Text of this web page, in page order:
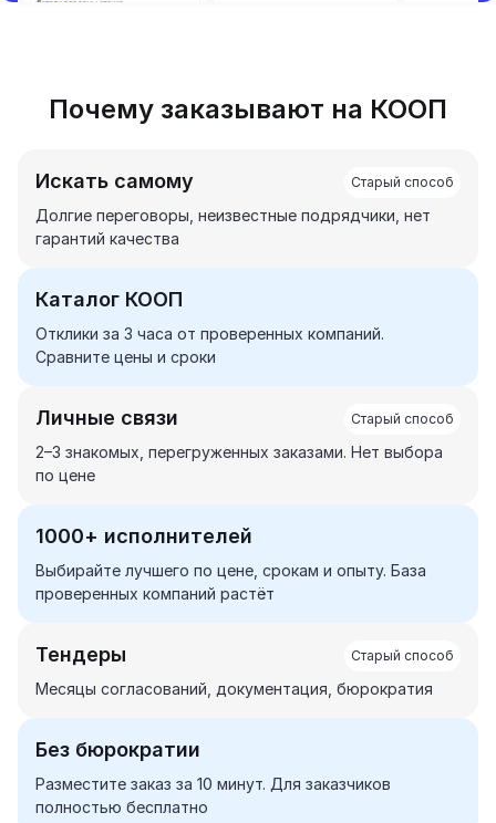
Почему заказывают на КООП
Искать самому
Долгие переговоры, неизвестные подрядчики, нет
гарантий качества
Каталог КООП
Отклики за 3 часа от проверенных компаний.
Сравните цены и сроки
Личные связи
2–3 знакомых, перегруженных заказами. Нет выбора
по цене
1000+ исполнителей
Выбирайте лучшего по цене, срокам и опыту. База
проверенных компаний растёт
Тендеры
Месяцы согласований, документация, бюрократия
Без бюрократии
Разместите заказ за 10 минут. Для заказчиков
полностью бесплатно